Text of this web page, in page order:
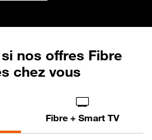
nos offres Fibre
chez vous
Fibre + Smart TV